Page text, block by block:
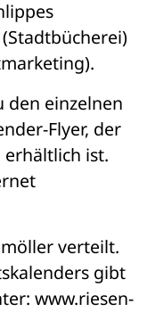
den einzelnen
Flyer, der
ist.
verteilt.
gibt
www.riesen-